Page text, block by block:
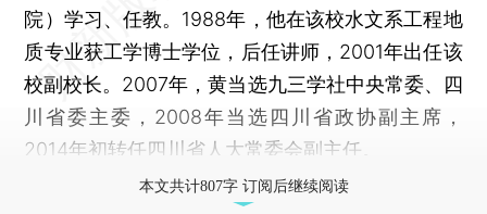
院）学习、任教。1988年，他在该校水文系工程地
质专业获工学博士学位，后任讲师，2001年出任该
校副校长。2007年，黄当选九三学社中央常委、四
川省委主委，2008年当选四川省政协副主席，
2014年初转任四川省人大常委会副主任。
本文共计807字 订阅后继续阅读